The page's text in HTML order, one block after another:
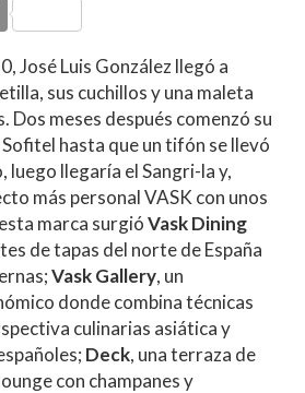
C
o
m
p
ar
ti
r
José Luis González llegó a
sus cuchillos y una maleta
Dos meses después comenzó su
hasta que un tifón se llevó
luego llegaría el Sangri-la y,
más personal VASK con unos
marca surgióVask Dining
de tapas del norte de España
Vask Gallery, un
donde combina técnicas
culinarias asiática y
Deck, una terraza de
con champanes y